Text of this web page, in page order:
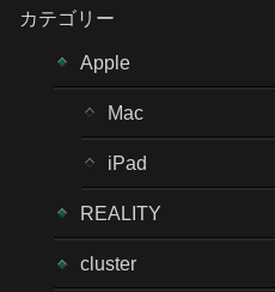
カテゴリー
Apple
Mac
iPad
REALITY
cluster